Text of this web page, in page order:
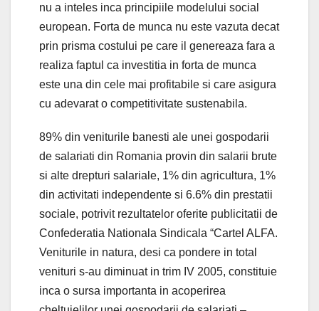
nu a inteles inca principiile modelului social
european. Forta de munca nu este vazuta decat
prin prisma costului pe care il genereaza fara a
realiza faptul ca investitia in forta de munca
este una din cele mai profitabile si care asigura
cu adevarat o competitivitate sustenabila.
89% din veniturile banesti ale unei gospodarii
de salariati din Romania provin din salarii brute
si alte drepturi salariale, 1% din agricultura, 1%
din activitati independente si 6.6% din prestatii
sociale, potrivit rezultatelor oferite publicitatii de
Confederatia Nationala Sindicala “Cartel ALFA.
Veniturile in natura, desi ca pondere in total
venituri s-au diminuat in trim IV 2005, constituie
inca o sursa importanta in acoperirea